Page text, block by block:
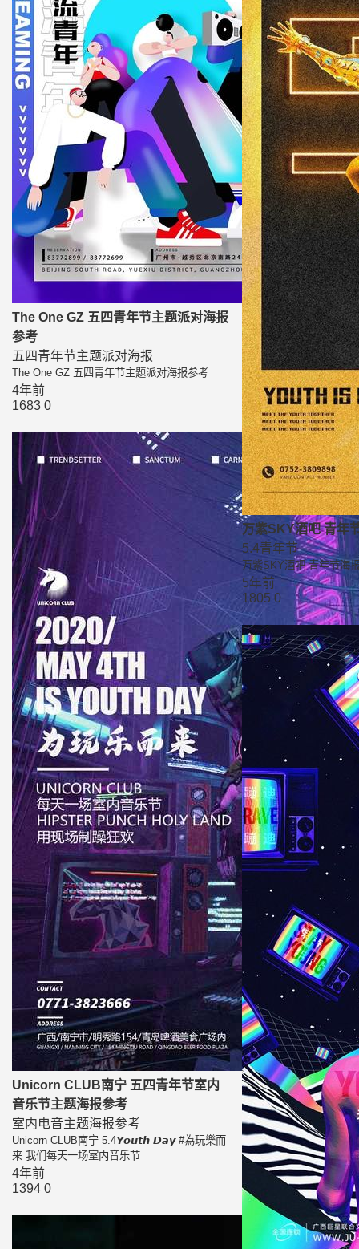
The One GZ 五四青年节主题派对海报
参考
五四青年节主题派对海报
The One GZ 五四青年节主题派对海报参考
4年前
1683 0
Unicorn CLUB南宁 五四青年节室内
音乐节主题海报参考
室内电音主题海报参考
Unicorn CLUB南宁 5.4𝙔𝙤𝙪𝙩𝙝 𝘿𝙖𝙮 #為玩樂而
来 我们每天一场室内音乐节
4年前
1394 0
万紫SKY酒吧 青年
5.4青年节
万紫SKY酒吧 青年节海
5年前
1805 0